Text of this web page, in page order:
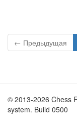
← Предыдущая
© 2013-2026 Chess
system. Build 0500